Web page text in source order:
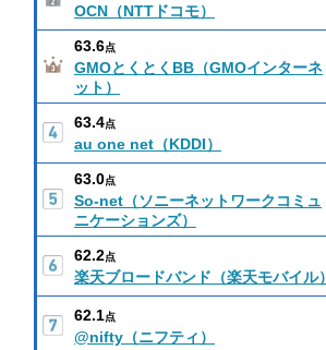
OCN（NTTドコモ）
63.6点
GMOとくとくBB（GMOインターネ
ット）
63.4点
au one net（KDDI）
63.0点
So-net（ソニーネットワークコミュ
ニケーションズ）
62.2点
楽天ブロードバンド（楽天モバイル）
62.1点
@nifty（ニフティ）